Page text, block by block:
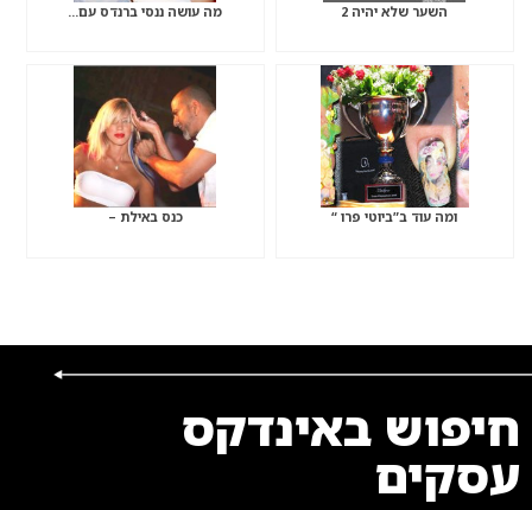
השער שלא יהיה 2 מה עושה ננסי ברנדס עם…
ומה עוד ב”ביוטי פרו “ כנס באילת –
חיפוש באינדקס
עסקים